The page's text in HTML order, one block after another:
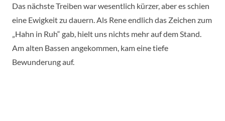
Das nächste Treiben war wesentlich kürzer, aber es schien
eine Ewigkeit zu dauern. Als Rene endlich das Zeichen zum
„Hahn in Ruh“ gab, hielt uns nichts mehr auf dem Stand.
Am alten Bassen angekommen, kam eine tiefe
Bewunderung auf.